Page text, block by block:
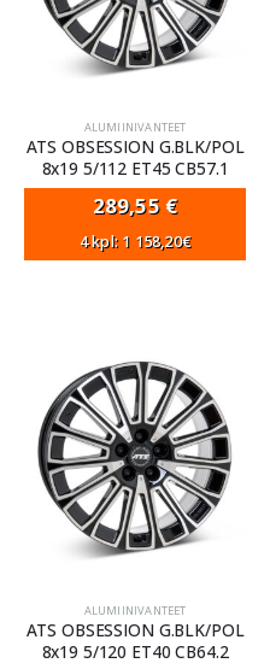
ALUMIINIVANTEET
ATS OBSESSION G.BLK/POL
8x19 5/112 ET45 CB57.1
289,55 €
4 kpl: 1 158,20€
ALUMIINIVANTEET
ATS OBSESSION G.BLK/POL
8x19 5/120 ET40 CB64.2